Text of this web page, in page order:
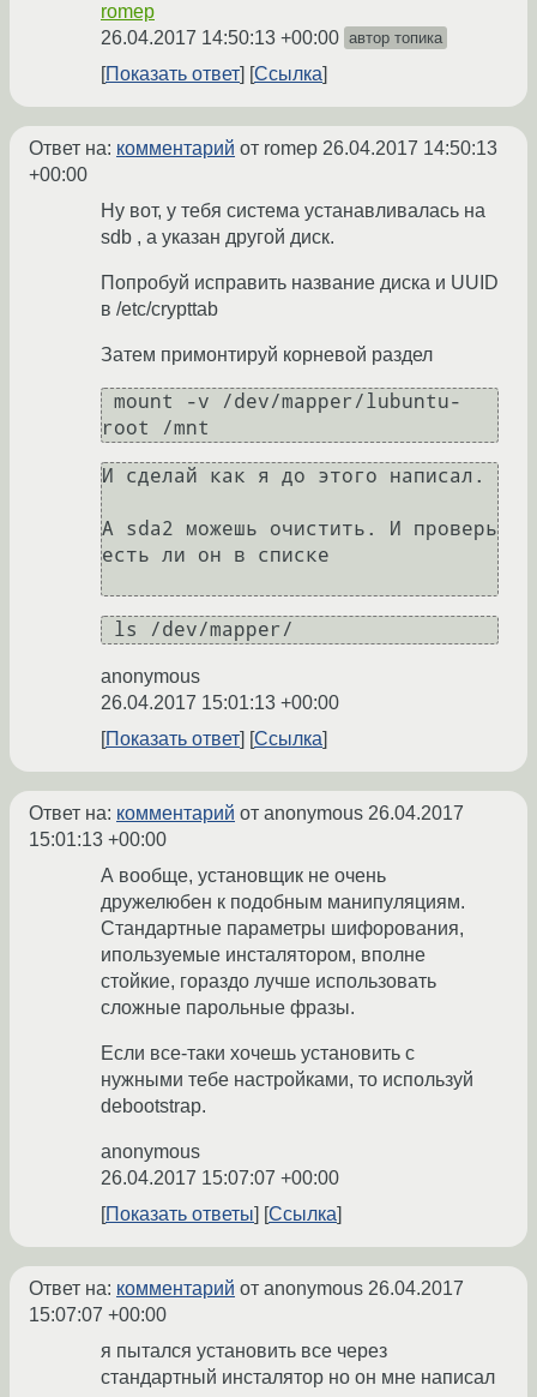
romep
26.04.2017 14:50:13 +00:00 автор топика
Показать ответ Ссылка
Ответ на: комментарий от romep 26.04.2017 14:50:13
+00:00
Ну вот, у тебя система устанавливалась на
sdb , а указан другой диск.
Попробуй исправить название диска и UUID
в /etc/crypttab
Затем примонтируй корневой раздел
root /mnt
И сделай как я до этого написал.
А sda2 можешь очистить. И проверь
есть ли он в списке
ls /dev/mapper/
anonymous
26.04.2017 15:01:13 +00:00
Показать ответ
Ссылка
Ответ на: комментарий от anonymous 26.04.2017
15:01:13 +00:00
А вообще, установщик не очень
дружелюбен к подобным манипуляциям.
Стандартные параметры шифорования,
ипользуемые инсталятором, вполне
стойкие, гораздо лучше использовать
сложные парольные фразы.
Если все-таки хочешь установить с
нужными тебе настройками, то используй
debootstrap.
anonymous
26.04.2017 15:07:07 +00:00
Показать ответы
Ссылка
Ответ на: комментарий от anonymous 26.04.2017
15:07:07 +00:00
я пытался установить все через
стандартный инсталятор но он мне написал